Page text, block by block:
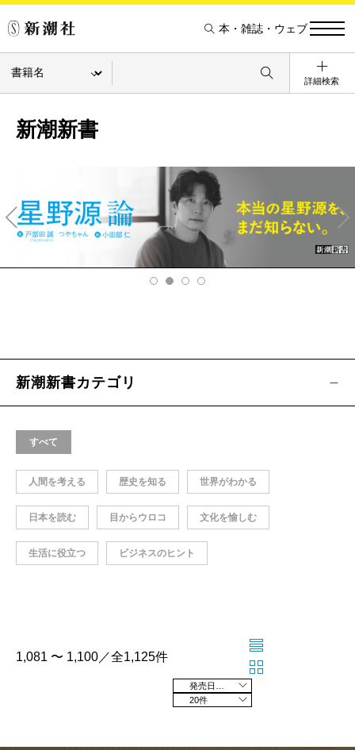
本・雑誌・ウェブ
詳細検索
新潮新書
v
Ne
xt
新潮新書カテゴリ
すべて
人間を考える 歴史を知る 世界がわかる
日本を読む 目からウロコ 文化を愉しむ
生活に役立つ ビジネスのヒント
1,081 〜 1,100／全1,125件
20件